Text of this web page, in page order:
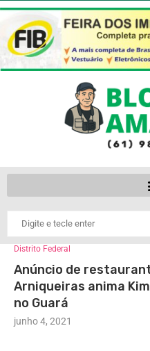
Distrito Federal
Anúncio de
Arniqueiras anima
no Guará
junho 4, 2021